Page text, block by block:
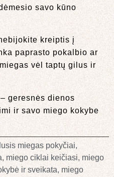
savo kūno
kreiptis į
paprasto pokalbio ar
vėl taptų gilus ir
geresnės dienos
ir savo miego kokybe
miegas pokyčiai,
, miego ciklai keičiasi, miego
ir sveikata, miego